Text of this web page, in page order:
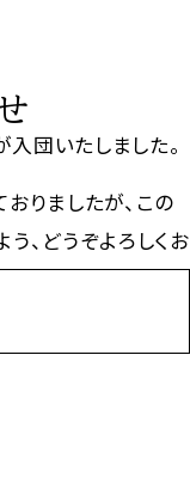
団いたしました。
りましたが、この
、どうぞよろしくお